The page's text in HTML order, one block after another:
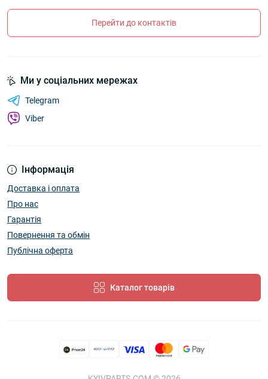
Перейти до контактів
Інформація
Доставка і оплата
Про нас
Гарантія
Повернення та обмін
Публічна оферта
Каталог товарів
Ми у соціальних мережах
Telegram
Viber